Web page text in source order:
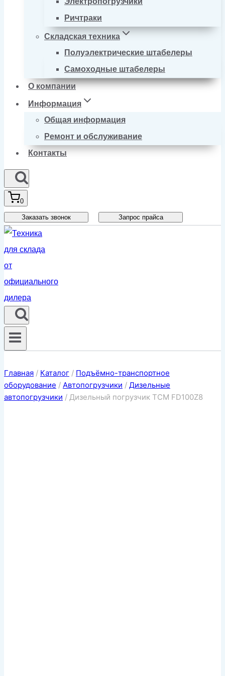
Ричтраки
Складская техника
Полуэлектрические штабелеры
Самоходные штабелеры
О компании
Информация
Общая информация
Ремонт и обслуживание
Контакты
0
Заказать звонок Запрос прайса
Главная / Каталог / Подъёмно-транспортное
оборудование / Автопогрузчики / Дизельные
автопогрузчики / Дизельный погрузчик TCM FD100Z8